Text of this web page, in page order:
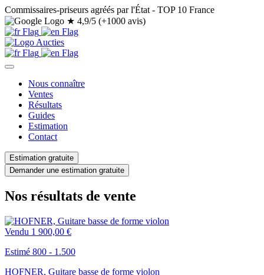
Commissaires-priseurs agréés par l'État - TOP 10 France
★ 4,9/5 (+1000 avis)
Nous connaître
Ventes
Résultats
Guides
Estimation
Contact
Estimation gratuite
Demander une estimation gratuite
Nos résultats de vente
Vendu 1 900,00 €
Estimé 800 - 1.500
HOFNER, Guitare basse de forme violon